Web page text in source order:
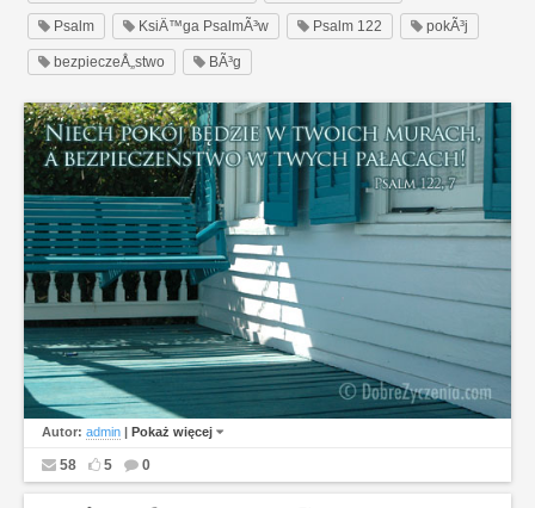
Psalm KsiÄ™ga PsalmÃ³w Psalm 122 pokÃ³j
bezpieczeÅ„stwo BÃ³g
Autor: admin | Pokaż więcej
58 5 0